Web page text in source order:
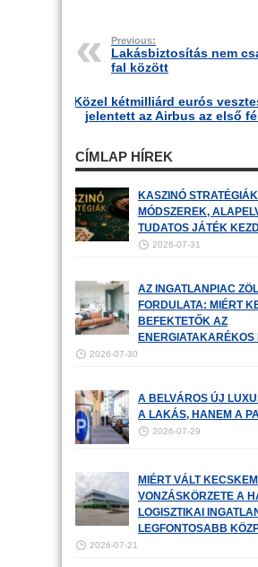
Previous:
Lakásbiztosítás nem
fal között
Közel kétmilliárd eurós
jelentett az Airbus az első
CÍMLAP HÍREK
KASZINÓ
MÓDSZEREK,
TUDATOS JÁTÉK
2026-07-31
AZ INGATLANPIAC
FORDULATA: MIÉRT
BEFEKTETŐK AZ
2026-07-30
A BELVÁROS ÚJ
A LAKÁS, HANEM A
2026-07-29
MIÉRT VÁLT
VONZÁSKÖRZETE A
LOGISZTIKAI
LEGFONTOSABB
2026-07-21